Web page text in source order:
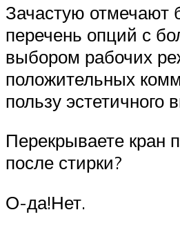
Зачастую отмечают
перечень опций с
выбором рабочих
положительных
пользу эстетичного
Перекрываете кран
после стирки?
О-да!Нет.